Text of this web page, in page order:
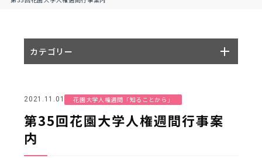
2021.11.01 花園大学人権週間「知ることから」
第35回花園大学人権週間行事案
内
カテゴリー